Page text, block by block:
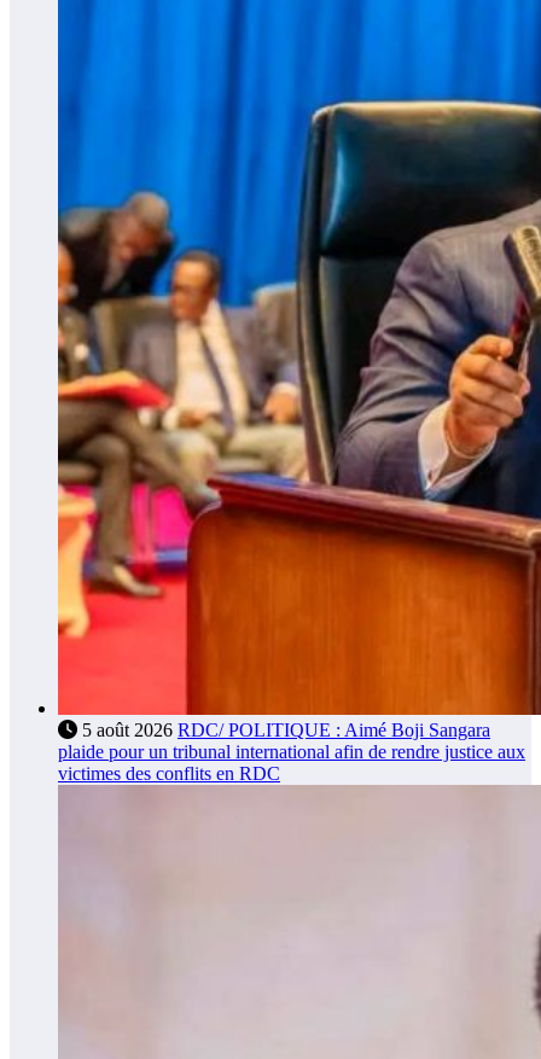
5 août 2026 RDC/ POLITIQUE : Aimé Boji Sangara
plaide pour un tribunal international afin de rendre justice aux
victimes des conflits en RDC